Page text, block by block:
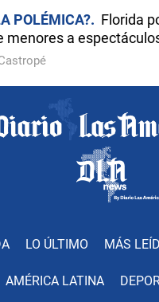
POLÉMICA?
Florida
menores a
LO ÚLTIMO MÁS
AMÉRICA LATINA